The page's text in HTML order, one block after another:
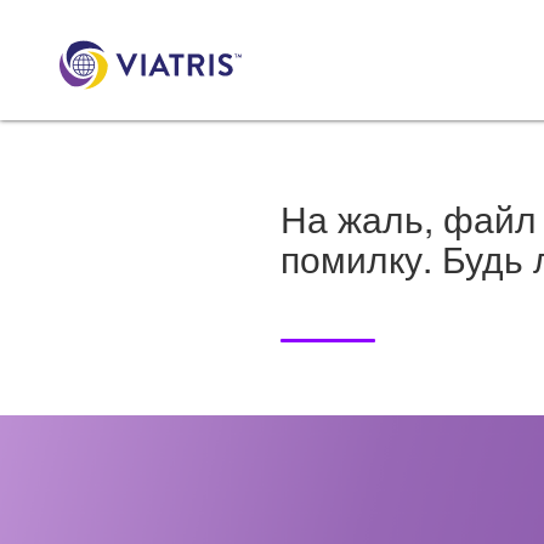
На жаль, файл
помилку. Будь